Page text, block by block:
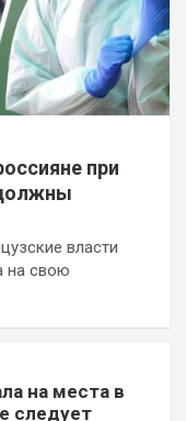
при
власти
на свою
на места в
следует